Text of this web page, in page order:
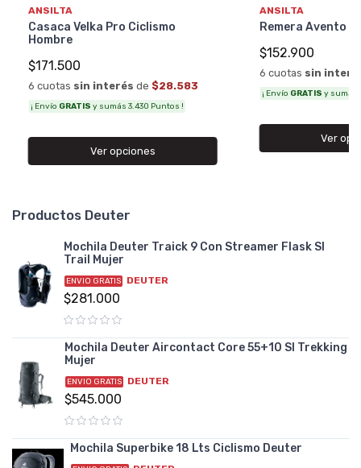
ANSILTA
Casaca Velka Pro Ciclismo
Hombre
$171.500
6 cuotas sin interés de $28.583
¡ Envío GRATIS y sumás 3.430 Puntos !
Ver opciones
ANSILTA
Remera Avento
$152.900
6 cuotas sin
¡ Envío GRATIS y sumás
Ver
Productos Deuter
Mochila Deuter Traick 9 Con Streamer Flask Sl
Trail Mujer
ENVIO GRATIS DEUTER
$281.000
Mochila Deuter Aircontact Core 55+10 Sl Trekking
Mujer
ENVIO GRATIS DEUTER
$545.000
Mochila Superbike 18 Lts Ciclismo Deuter